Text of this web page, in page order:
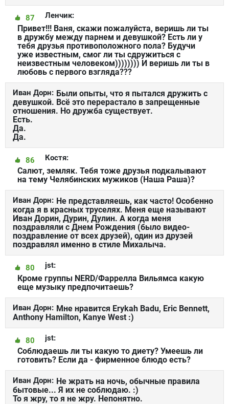
Ленчик:
87
Привет!!! Ваня, скажи пожалуйста, веришь ли ты
в дружбу между парнем и девушкой? Есть ли у
тебя друзья противоположного пола? Будучи
уже известным, смог ли ты сдружиться с
неизвестным человеком)))))))) И веришь ли ты в
любовь с первого взгляда???
Иван Дорн: Были опыты, что я пытался дружить с
девушкой. Всё это перерастало в запрещенные
отношения. Но дружба существует.
Есть.
Да.
Да.
Костя:
86
Салют, земляк. Тебя тоже друзья подкалывают
на тему Челябинских мужиков (Наша Раша)?
Иван Дорн: Не представляешь, как часто! Особенно
когда я в красных труселях. Меня еще называют
Иван Дорин, Дурин, Дулин. А когда меня
поздравляли с Днем Рождения (было видео-
поздравление от всех друзей), один из друзей
поздравлял именно в стиле Михалыча.
jst:
80
Кроме группы NERD/Фаррелла Вильямса какую
еще музыку предпочитаешь?
Иван Дорн: Мне нравится Erykah Badu, Eric Bennett,
Anthony Hamilton, Kanye West :)
jst:
80
Соблюдаешь ли ты какую то диету? Умеешь ли
готовить? Если да - фирменное блюдо есть?
Иван Дорн: Не жрать на ночь, обычные правила
бытовые... Я их не соблюдаю. :)
То я жру, то я не жру. Непонятно.